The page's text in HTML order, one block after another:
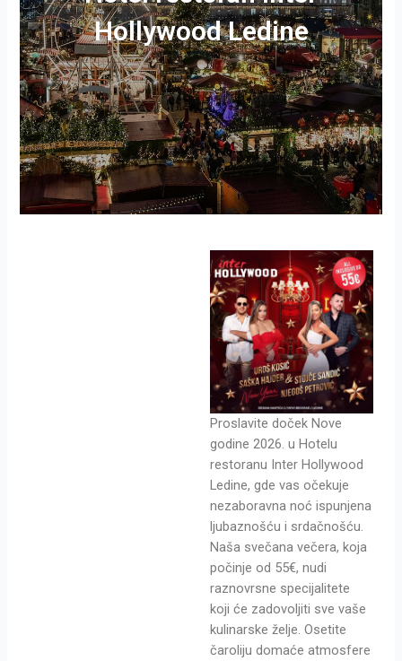
Hollywood Ledine
Proslavite doček Nove
godine 2026. u Hotelu
restoranu Inter Hollywood
Ledine, gde vas očekuje
nezaboravna noć ispunjena
ljubaznošću i srdačnošću.
Naša svečana večera, koja
počinje od 55€, nudi
raznovrsne specijalitete
koji će zadovoljiti sve vaše
kulinarske želje. Osetite
čaroliju domaće atmosfere